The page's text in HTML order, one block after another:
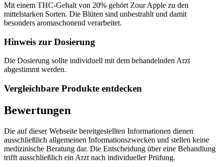
Mit einem THC-Gehalt von 20% gehört Zour Apple zu den
mittelstarken Sorten. Die Blüten sind unbestrahlt und damit
besonders aromaschonend verarbeitet.
Hinweis zur Dosierung
Die Dosierung sollte individuell mit dem behandelnden Arzt
abgestimmt werden.
Vergleichbare Produkte entdecken
Bewertungen
Die auf dieser Webseite bereitgestellten Informationen dienen
ausschließlich allgemeinen Informationszwecken und stellen keine
medizinische Beratung dar. Die Entscheidung über eine Behandlung
trifft ausschließlich ein Arzt nach individueller Prüfung.